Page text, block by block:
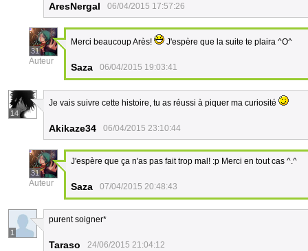
AresNergal 06/04/2015 17:57:26
31
Auteur
Merci beaucoup Arès! J'espère que la suite te plaira ^O^
Saza 06/04/2015 19:03:41
14
Je vais suivre cette histoire, tu as réussi à piquer ma curiosité
Akikaze34 06/04/2015 23:10:44
31
Auteur
J'espère que ça n'as pas fait trop mal! :p Merci en tout cas ^.^
Saza 07/04/2015 20:48:43
1
purent soigner*
Taraso 24/06/2015 21:04:12